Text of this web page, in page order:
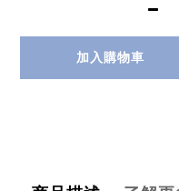
加入購物車